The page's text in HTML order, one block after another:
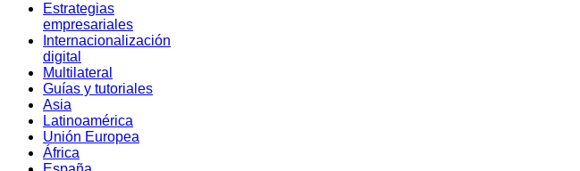
Estrategias
empresariales
Internacionalización
digital
Multilateral
Guías y tutoriales
Asia
Latinoamérica
Unión Europea
África